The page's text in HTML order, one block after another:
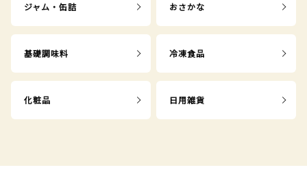
ジャム・缶詰 おさかな
基礎調味料 冷凍食品
化粧品 日用雑貨